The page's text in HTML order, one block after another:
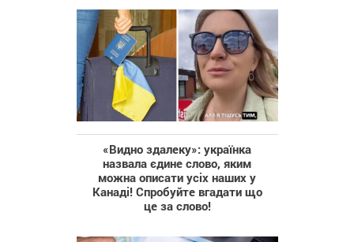
«Видно здалеку»: українка
назвала єдине слово, яким
можна описати усіх наших у
Канаді! Спробуйте вгадати що
це за слово!